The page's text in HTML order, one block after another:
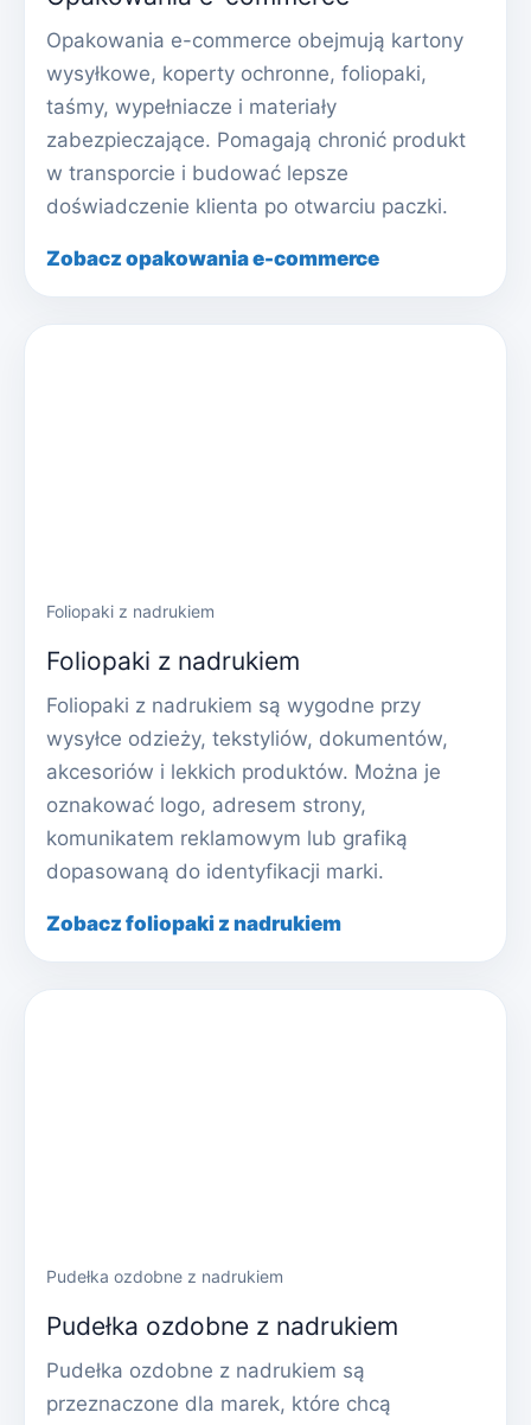
Opakowania e-commerce obejmują kartony
wysyłkowe, koperty ochronne, foliopaki,
taśmy, wypełniacze i materiały
zabezpieczające. Pomagają chronić produkt
w transporcie i budować lepsze
doświadczenie klienta po otwarciu paczki.
Zobacz opakowania e-commerce
Foliopaki z nadrukiem
Foliopaki z nadrukiem
Foliopaki z nadrukiem są wygodne przy
wysyłce odzieży, tekstyliów, dokumentów,
akcesoriów i lekkich produktów. Można je
oznakować logo, adresem strony,
komunikatem reklamowym lub grafiką
dopasowaną do identyfikacji marki.
Zobacz foliopaki z nadrukiem
Pudełka ozdobne z nadrukiem
Pudełka ozdobne z nadrukiem
Pudełka ozdobne z nadrukiem są
przeznaczone dla marek, które chcą